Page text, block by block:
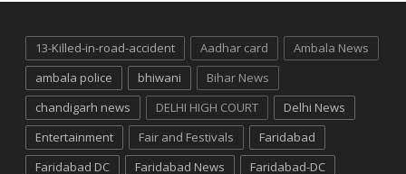
13-Killed-in-road-accident Aadhar card
Ambala News
ambala police
bhiwani
Bihar News
chandigarh news
DELHI HIGH COURT
Delhi News
Entertainment
Fair and Festivals
Faridabad
Faridabad DC
Faridabad News
Faridabad-DC